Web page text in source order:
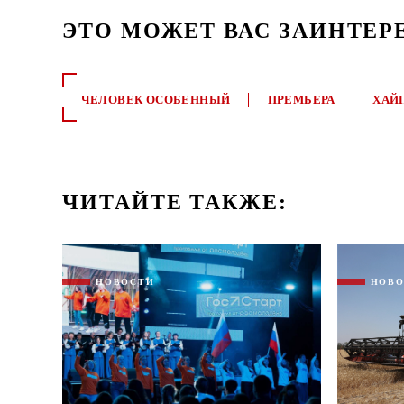
ЭТО МОЖЕТ ВАС
ЧЕЛОВЕК ОСОБЕННЫЙ ПРЕМЬЕРА
ЧИТАЙТЕ ТАКЖЕ:
НОВОСТИ